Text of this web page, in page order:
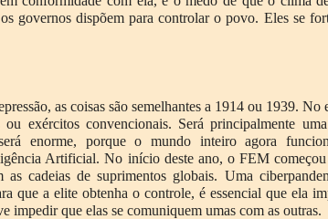
governos dispõem para controlar o povo. Eles se
as coisas são semelhantes a 1914 ou 1939. No
exércitos convencionais. Será principalmente
enorme, porque o mundo inteiro agora
Artificial. No início deste ano, o FEM
cadeias de suprimentos globais. Uma
que a elite obtenha o controle, é essencial que ela
impedir que elas se comuniquem umas com as outras.